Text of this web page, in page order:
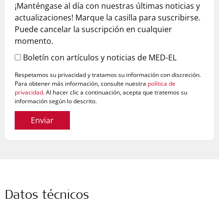
¡Manténgase al día con nuestras últimas noticias y
actualizaciones! Marque la casilla para suscribirse.
Puede cancelar la suscripción en cualquier
momento.
Boletín con artículos y noticias de MED-EL
Respetamos su privacidad y tratamos su información con discreción.
Para obtener más información, consulte nuestra política de
privacidad. Al hacer clic a continuación, acepta que tratemos su
información según lo descrito.
Enviar
Datos técnicos